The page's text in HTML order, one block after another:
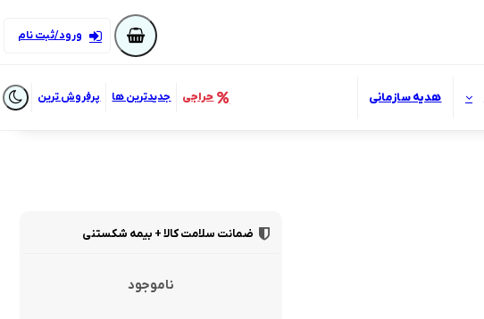
ورود/ثبت نام
هدیه سازمانی حراجی جدیدترین ها پرفروش ترین
ضمانت سلامت کالا + بیمه شکستنی
ناموجود